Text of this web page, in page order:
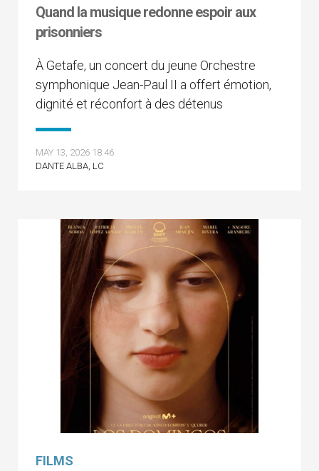
Quand la musique redonne espoir aux
prisonniers
À Getafe, un concert du jeune Orchestre
symphonique Jean-Paul II a offert émotion,
dignité et réconfort à des détenus
MAY 13, 2026 18:46
DANTE ALBA, LC
FILMS